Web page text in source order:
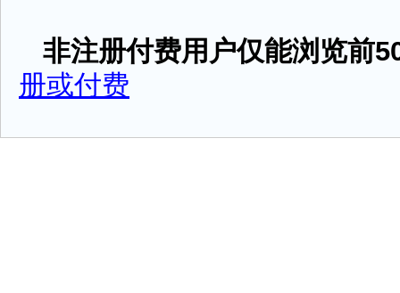
非注册付费用户仅能浏览前
册或付费